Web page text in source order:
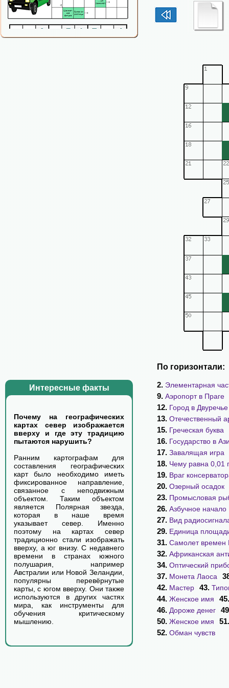
Интересные факты
Почему на географических
картах север изображается
вверху и где эту традицию
пытаются нарушить?
Ранним картографам для
составления географических
карт было необходимо иметь
фиксированное направление,
связанное с неподвижным
объектом. Таким объектом
является Полярная звезда,
которая в наше время
указывает север. Именно
поэтому на картах север
традиционно стали изображать
вверху, а юг внизу. С недавнего
времени в странах южного
полушария, например
Австралии или Новой Зеландии,
популярны перевёрнутые
карты, с югом вверху. Они также
используются в других частях
мира, как инструменты для
обучения критическому
мышлению.
По горизонтали:
2. Элементарная
9. Аэропорт в Праге
12. Город в Двуречье
13. Отечественный
15. Греческая буква
16. Государство в
17. Завалящая игра
18. Чему равна 0,01
19. Враг
20. Озерный осадок
23. Промысловая
26. Азбучное начало
27. Вид
29. Единица
31. Самолет
32. Африканская
34. Оптический
37. Монета Лаоса
42. Мастер 43.
44. Женское имя
46. Дороже денег
50. Женское имя
52. Обман чувств